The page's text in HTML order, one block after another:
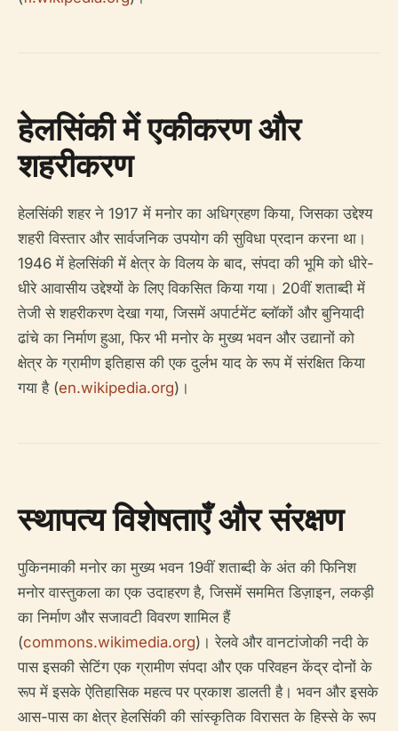
हेलसिंकी में एकीकरण और
शहरीकरण
हेलसिंकी शहर ने 1917 में मनोर का अधिग्रहण किया, जिसका उद्देश्य
शहरी विस्तार और सार्वजनिक उपयोग की सुविधा प्रदान करना था।
1946 में हेलसिंकी में क्षेत्र के विलय के बाद, संपदा की भूमि को धीरे-
धीरे आवासीय उद्देश्यों के लिए विकसित किया गया। 20वीं शताब्दी में
तेजी से शहरीकरण देखा गया, जिसमें अपार्टमेंट ब्लॉकों और बुनियादी
ढांचे का निर्माण हुआ, फिर भी मनोर के मुख्य भवन और उद्यानों को
क्षेत्र के ग्रामीण इतिहास की एक दुर्लभ याद के रूप में संरक्षित किया
गया है (en.wikipedia.org)।
स्थापत्य विशेषताएँ और संरक्षण
पुकिनमाकी मनोर का मुख्य भवन 19वीं शताब्दी के अंत की फिनिश
मनोर वास्तुकला का एक उदाहरण है, जिसमें सममित डिज़ाइन, लकड़ी
का निर्माण और सजावटी विवरण शामिल हैं
(commons.wikimedia.org)। रेलवे और वानटांजोकी नदी के
पास इसकी सेटिंग एक ग्रामीण संपदा और एक परिवहन केंद्र दोनों के
रूप में इसके ऐतिहासिक महत्व पर प्रकाश डालती है। भवन और इसके
आस-पास का क्षेत्र हेलसिंकी की सांस्कृतिक विरासत के हिस्से के रूप